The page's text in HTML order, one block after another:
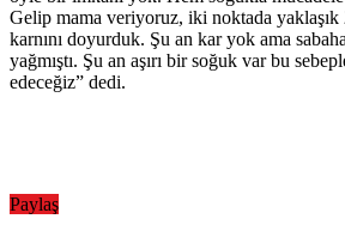
Gelip mama veriyoruz, iki noktada yaklaşık
karnını doyurduk. Şu an kar yok ama
yağmıştı. Şu an aşırı bir soğuk var bu
edeceğiz” dedi.
Paylaş